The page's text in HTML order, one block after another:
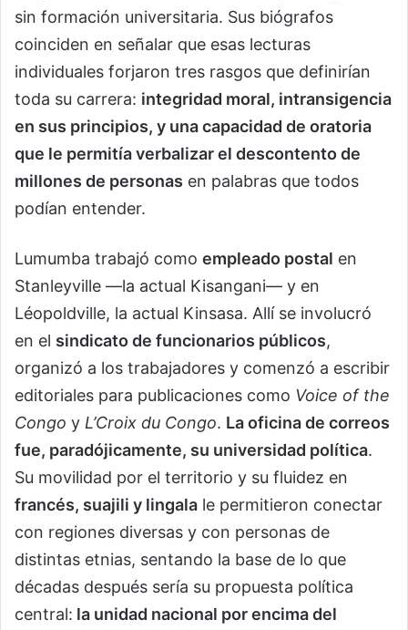
sin formación universitaria. Sus biógrafos
coinciden en señalar que esas lecturas
individuales forjaron tres rasgos que definirían
toda su carrera: integridad moral, intransigencia
en sus principios, y una capacidad de oratoria
que le permitía verbalizar el descontento de
millones de personas en palabras que todos
podían entender.
Lumumba trabajó como empleado postal en
Stanleyville —la actual Kisangani— y en
Léopoldville, la actual Kinsasa. Allí se involucró
en el sindicato de funcionarios públicos,
organizó a los trabajadores y comenzó a escribir
editoriales para publicaciones como Voice of the
Congo y L’Croix du Congo. La oficina de correos
fue, paradójicamente, su universidad política.
Su movilidad por el territorio y su fluidez en
francés, suajili y lingala le permitieron conectar
con regiones diversas y con personas de
distintas etnias, sentando la base de lo que
décadas después sería su propuesta política
central: la unidad nacional por encima del